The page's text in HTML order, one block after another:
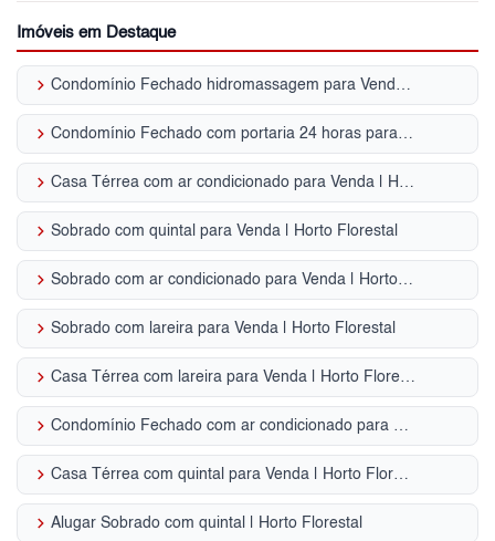
Imóveis em Destaque
keyboard_arrow_right Condomínio Fechado hidromassagem para Venda | Horto Florestal
keyboard_arrow_right Condomínio Fechado com portaria 24 horas para Venda | Horto Florestal
keyboard_arrow_right Casa Térrea com ar condicionado para Venda | Horto Florestal
keyboard_arrow_right Sobrado com quintal para Venda | Horto Florestal
keyboard_arrow_right Sobrado com ar condicionado para Venda | Horto Florestal
keyboard_arrow_right Sobrado com lareira para Venda | Horto Florestal
keyboard_arrow_right Casa Térrea com lareira para Venda | Horto Florestal
keyboard_arrow_right Condomínio Fechado com ar condicionado para Venda | Horto Florestal
keyboard_arrow_right Casa Térrea com quintal para Venda | Horto Florestal
keyboard_arrow_right Alugar Sobrado com quintal | Horto Florestal